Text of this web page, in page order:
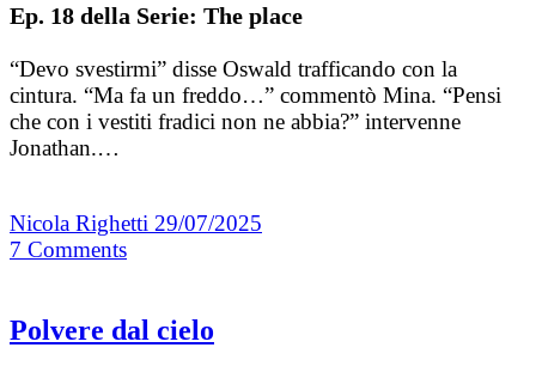
Ep. 18 della Serie: The place
“Devo svestirmi” disse Oswald trafficando con la
cintura. “Ma fa un freddo…” commentò Mina. “Pensi
che con i vestiti fradici non ne abbia?” intervenne
Jonathan.…
Nicola Righetti 29/07/2025
7 Comments
Polvere dal cielo